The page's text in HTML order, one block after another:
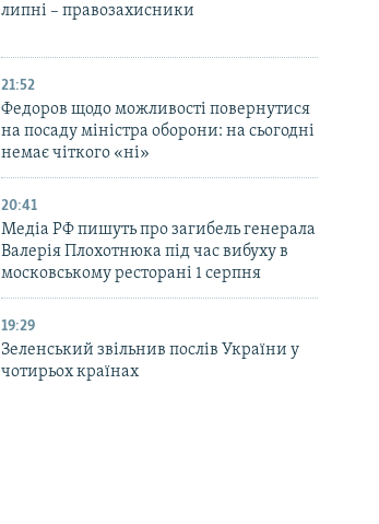
липні – правозахисники
21:52
Федоров щодо можливості повернутися
на посаду міністра оборони: на сьогодні
немає чіткого «ні»
20:41
Медіа РФ пишуть про загибель генерала
Валерія Плохотнюка під час вибуху в
московському ресторані 1 серпня
19:29
Зеленський звільнив послів України у
чотирьох країнах